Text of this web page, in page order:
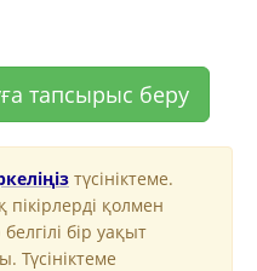
тапсырыс беру
түсініктеме.
қолмен
бір уақыт
Түсініктеме